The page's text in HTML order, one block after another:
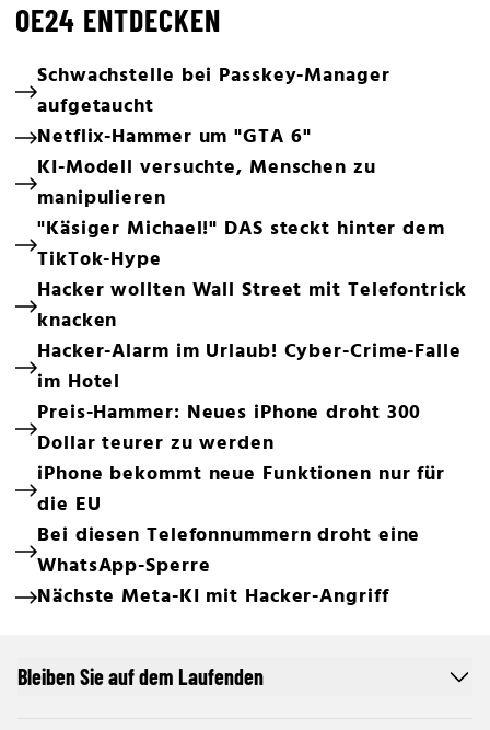
OE24 ENTDECKEN
Schwachstelle bei Passkey-Manager
aufgetaucht
Netflix-Hammer um "GTA 6"
KI-Modell versuchte, Menschen zu
manipulieren
"Käsiger Michael!" DAS steckt hinter dem
TikTok-Hype
Hacker wollten Wall Street mit Telefontrick
knacken
Hacker-Alarm im Urlaub! Cyber-Crime-Falle
im Hotel
Preis-Hammer: Neues iPhone droht 300
Dollar teurer zu werden
iPhone bekommt neue Funktionen nur für
die EU
Bei diesen Telefonnummern droht eine
WhatsApp-Sperre
Nächste Meta-KI mit Hacker-Angriff
Bleiben Sie auf dem Laufenden